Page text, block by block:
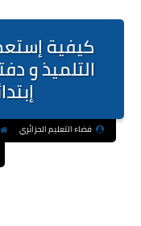
كيفية
التلميذ و
فضاء التعليم الجزائري